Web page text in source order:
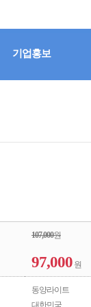
기업홍보
107,000원
97,000 원
동양라이트